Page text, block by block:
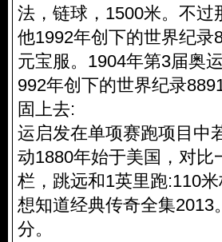
法，链球，1500米。不
他1992年创下的世界纪
元宝服。1904年第3届奥
992年创下的世界纪录
固上去:
运启发在单项赛跑项目中
动1880年始于美国，对
栏，跳远和1英里跑:110
想知道经典传奇全集2013
分。